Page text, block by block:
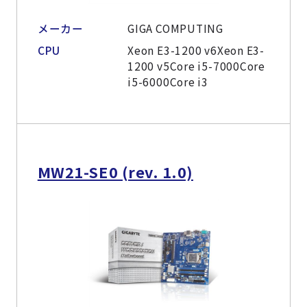
メーカー
GIGA COMPUTING
CPU
Xeon E3-1200 v6Xeon E3-
1200 v5Core i5-7000Core
i5-6000Core i3
MW21-SE0 (rev. 1.0)